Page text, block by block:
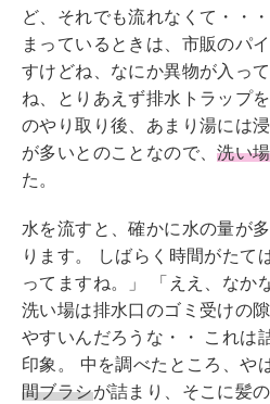
ど、それでも流れなくて・・
まっているときは、市販のパ
すけどね、なにか異物が入っ
ね、とりあえず排水トラップ
のやり取り後、あまり湯には
が多いとのことなので、洗い
た。
水を流すと、確かに水の量が
ります。 しばらく時間がたて
ってますね。」 「ええ、なか
洗い場は排水口のゴミ受けの
やすいんだろうな・・ これは
印象。 中を調べたところ、や
間ブラシが詰まり、そこに髪